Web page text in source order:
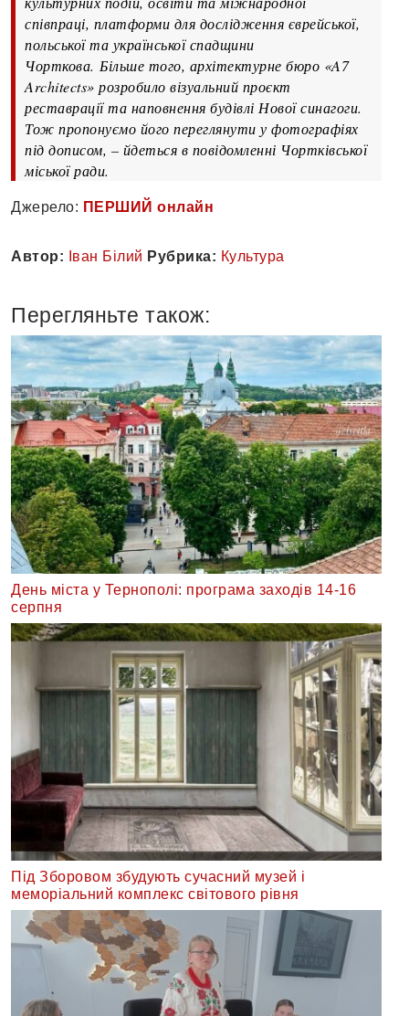
співпраці, платформи для дослідження єврейської,
польської та української спадщини
Чорткова. Більше того, архітектурне бюро «A7
Architects» розробило візуальний проєкт
реставрації та наповнення будівлі Нової синагоги.
Тож пропонуємо його переглянути у фотографіях
під дописом, – йдеться в повідомленні Чортківської
міської ради.
Джерело: ПЕРШИЙ онлайн
Автор: Іван Білий Рубрика: Культура
Перегляньте також:
День міста у Тернополі: програма заходів 14-16
серпня
Під Зборовом збудують сучасний музей і
меморіальний комплекс світового рівня